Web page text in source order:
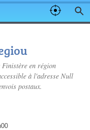
Finistère en région
à l'adresse Null
postaux.